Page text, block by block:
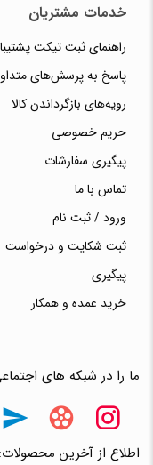
خدمات مشتریان
راهنمای ثبت تیکت
پاسخ به پرسش‌های
رویه‌های بازگرداندن کالا
حریم خصوصی
پیگیری سفارشات
تماس با ما
ورود / ثبت نام
ثبت شکایت و درخواست
پیگیری
خرید عمده و همکار
ما را در شبکه های
اطلاع از آخرین محصولات: